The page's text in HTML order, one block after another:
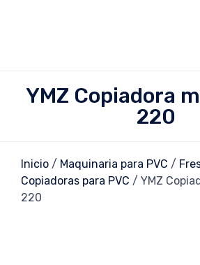
YMZ Copiadora
220
Inicio / Maquinaria para PVC /
Copiadoras para PVC / YMZ
220